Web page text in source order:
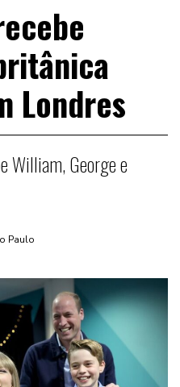
Londres
William, George e
Paulo